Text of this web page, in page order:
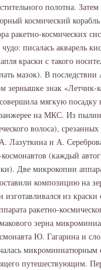
полотна.
космический
ракетно-космических
писалась акварель
краски с такого
мазок). В
зернышке знак «Летчик-
мягкую посадку
на МКС. Из
волоса),
Лазуткина и А.
(каждый
Две микрокопии
композицию на
из краски
ракетно-
зерна
Ю. Гагарина и
микроминиатюрным
путешествующим.